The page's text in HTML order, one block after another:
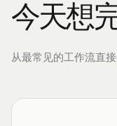
今天想
从最常见的工作流直